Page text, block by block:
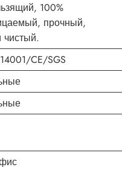
100%
прочный,
чистый.
CE/SGS